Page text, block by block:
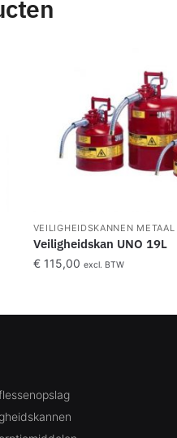
VEILIGHEIDSKANNEN METAAL
Veiligheidskan UNO 19L
€115,00 excl. BTW